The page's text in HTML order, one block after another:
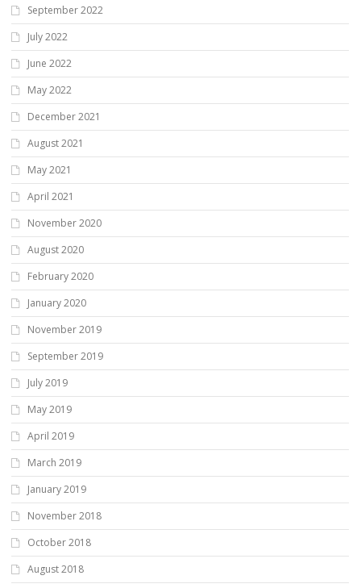
September 2022
July 2022
June 2022
May 2022
December 2021
August 2021
May 2021
April 2021
November 2020
August 2020
February 2020
January 2020
November 2019
September 2019
July 2019
May 2019
April 2019
March 2019
January 2019
November 2018
October 2018
August 2018